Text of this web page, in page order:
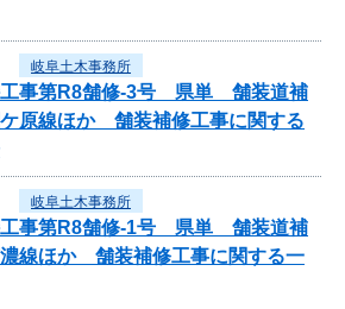
岐阜土木事務所
工事第R8舗修-3号 県単 舗装道補
原線ほか 舗装補修工事に関する
岐阜土木事務所
工事第R8舗修-1号 県単 舗装道補
線ほか 舗装補修工事に関する一